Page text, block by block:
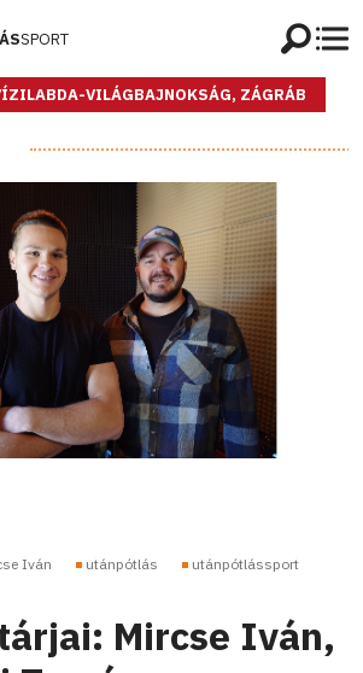
SPORT
VILÁGBAJNOKSÁG, ZÁGRÁB
Iván utánpótlás
utánpótlássport
Mircse Iván,